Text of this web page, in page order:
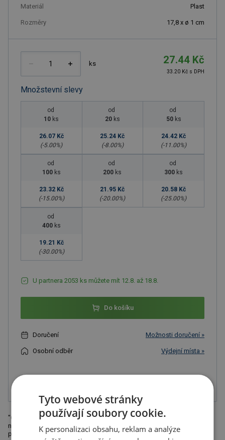
Materiál Plast
Rozměry 17,8 x ø 1 cm
ks 27.44 Kč
33.20 Kč s DPH
Množstevní slevy
od
10 ks
26.07 Kč
(-5.00%)
od
20 ks
25.24 Kč
(-8.00%)
od
50 ks
24.42 Kč
(-11.00%)
od
100 ks
23.32 Kč
(-15.00%)
od
200 ks
21.95 Kč
(-20.00%)
od
300 ks
20.58 Kč
(-25.00%)
od
400 ks
19.21 Kč
(-30.00%)
U partnera 2053 ks můžete mít 12.8. až 18.8.
Do košíku
Doručení Možnosti doručení »
Osobní odběr Výdejní místa »
"Originální kuličkové pero se ""smile hands"" červené barvy, s modrou
náplní a stylusem (na smartphony a tablety). Doporučená technologie
potisku: tamponová T2. Rozměry: 17,8 x 3,4 x 1,2 cm"
Tyto webové stránky
používají soubory cookie.
K personalizaci obsahu, reklam a analýze